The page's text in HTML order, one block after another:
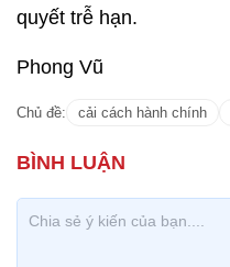
quyết trễ hạn.
Phong Vũ
Chủ đề: cải cách hành chính